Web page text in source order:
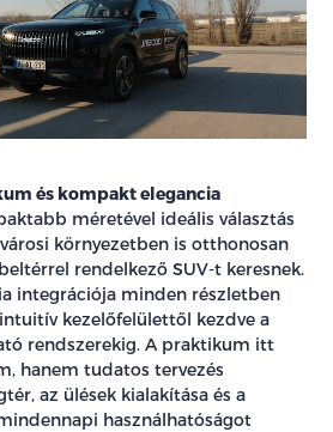
és kompakt elegancia
méretével ideális választás
környezetben is otthonosan
rendelkező SUV-t keresnek.
integrációja minden részletben
kezelőfelülettől kezdve a
rendszerekig. A praktikum itt
hanem tudatos tervezés
az ülések kialakítása és a
használhatóságot